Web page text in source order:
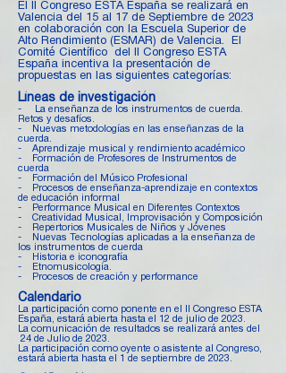
El II Congreso ESTA España se realizará en
Valencia del 15 al 17 de Septiembre de 2023
en colaboración con la Escuela Superior de
Alto Rendimiento (ESMAR) de Valencia. El
Comité Científico del II Congreso ESTA
España incentiva la presentación de
propuestas en las siguientes categorías:
Líneas de investigación
- La enseñanza de los instrumentos de cuerda.
Retos y desafíos.
- Nuevas metodologías en las enseñanzas de la
cuerda.
- Aprendizaje musical y rendimiento académico
- Formación de Profesores de Instrumentos de
cuerda
- Formación del Músico Profesional
- Procesos de enseñanza-aprendizaje en contextos
de educación informal
- Performance Musical en Diferentes Contextos
- Creatividad Musical, Improvisación y Composición
- Repertorios Musicales de Niños y Jóvenes
- Nuevas Tecnologías aplicadas a la enseñanza de
los instrumentos de cuerda
- Historia e iconografía
- Etnomusicología.
- Procesos de creación y performance
Calendario
La participación como ponente en el II Congreso ESTA
España, estará abierta hasta el 12 de julio de 2023.
La comunicación de resultados se realizará antes del
24 de Julio de 2023.
La participación como oyente o asistente al Congreso,
estará abierta hasta el 1 de septiembre de 2023.